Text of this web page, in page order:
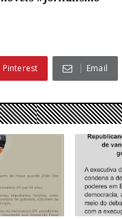
Pinterest Email